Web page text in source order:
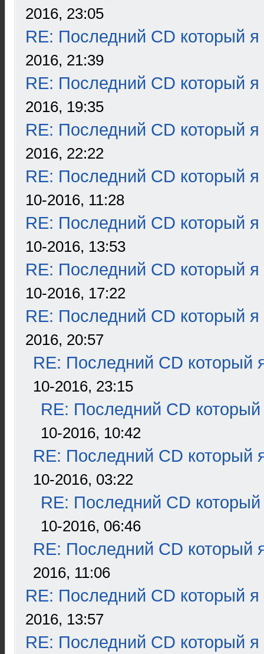
2016, 23:05
RE: Последний CD который я
2016, 21:39
RE: Последний CD который я
2016, 19:35
RE: Последний CD который я
2016, 22:22
RE: Последний CD который я
10-2016, 11:28
RE: Последний CD который я
10-2016, 13:53
RE: Последний CD который я
10-2016, 17:22
RE: Последний CD который я
2016, 20:57
RE: Последний CD который
10-2016, 23:15
RE: Последний CD который
10-2016, 10:42
RE: Последний CD который
10-2016, 03:22
RE: Последний CD который
10-2016, 06:46
RE: Последний CD который
2016, 11:06
RE: Последний CD который я
2016, 13:57
RE: Последний CD который я